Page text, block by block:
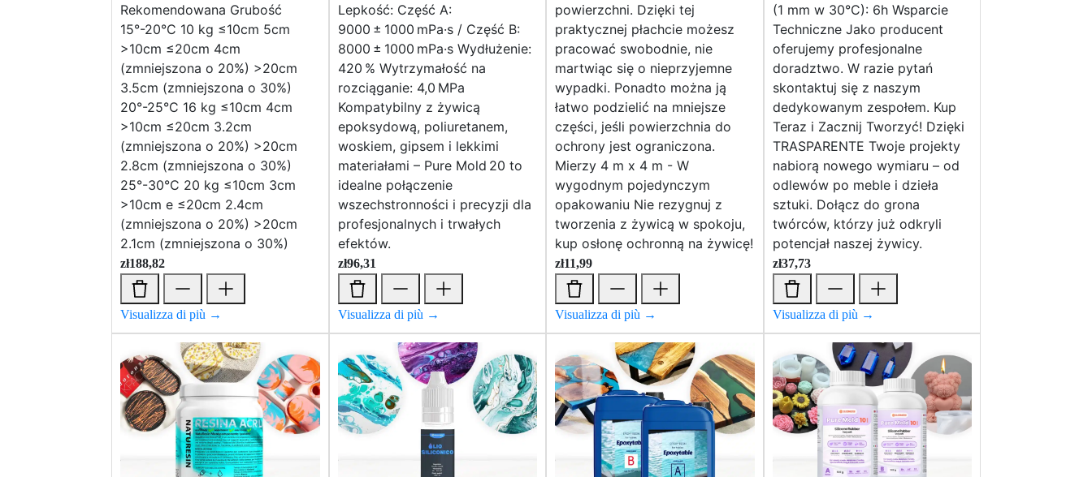
Rekomendowana Grubość
15°-20°C 10 kg ≤10cm 5cm
>10cm ≤20cm 4cm
(zmniejszona o 20%) >20cm
3.5cm (zmniejszona o 30%)
20°-25°C 16 kg ≤10cm 4cm
>10cm ≤20cm 3.2cm
(zmniejszona o 20%) >20cm
2.8cm (zmniejszona o 30%)
25°-30°C 20 kg ≤10cm 3cm
>10cm e ≤20cm 2.4cm
(zmniejszona o 20%) >20cm
2.1cm (zmniejszona o 30%)
zł188,82
Visualizza di più →
Lepkość: Część A:
9000 ± 1000 mPa·s / Część B:
8000 ± 1000 mPa·s Wydłużenie:
420 % Wytrzymałość na
rozciąganie: 4,0 MPa
Kompatybilny z żywicą
epoksydową, poliuretanem,
woskiem, gipsem i lekkimi
materiałami – Pure Mold 20 to
idealne połączenie
wszechstronności i precyzji dla
profesjonalnych i trwałych
efektów.
zł96,31
Visualizza di più →
powierzchni. Dzięki tej
praktycznej płachcie możesz
pracować swobodnie, nie
martwiąc się o nieprzyjemne
wypadki. Ponadto można ją
łatwo podzielić na mniejsze
części, jeśli powierzchnia do
ochrony jest ograniczona.
Mierzy 4 m x 4 m - W
wygodnym pojedynczym
opakowaniu Nie rezygnuj z
tworzenia z żywicą w spokoju,
kup osłonę ochronną na żywicę!
zł11,99
Visualizza di più →
(1 mm w 30°C): 6h Wsparcie
Techniczne Jako producent
oferujemy profesjonalne
doradztwo. W razie pytań
skontaktuj się z naszym
dedykowanym zespołem. Kup
Teraz i Zacznij Tworzyć! Dzięki
TRASPARENTE Twoje projekty
nabiorą nowego wymiaru – od
odlewów po meble i dzieła
sztuki. Dołącz do grona
twórców, którzy już odkryli
potencjał naszej żywicy.
zł37,73
Visualizza di più →